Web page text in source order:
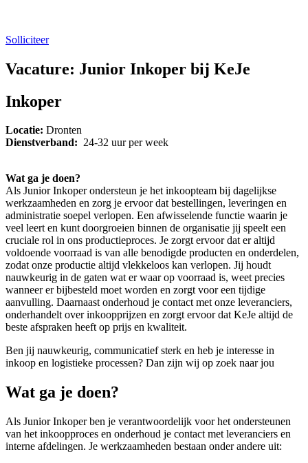
Solliciteer
Vacature: Junior Inkoper bij KeJe
Inkoper
Locatie: Dronten
Dienstverband: 24-32 uur per week
Wat ga je doen?
Als Junior Inkoper ondersteun je het inkoopteam bij dagelijkse
werkzaamheden en zorg je ervoor dat bestellingen, leveringen en
administratie soepel verlopen. Een afwisselende functie waarin je
veel leert en kunt doorgroeien binnen de organisatie jij speelt een
cruciale rol in ons productieproces. Je zorgt ervoor dat er altijd
voldoende voorraad is van alle benodigde producten en onderdelen,
zodat onze productie altijd vlekkeloos kan verlopen. Jij houdt
nauwkeurig in de gaten wat er waar op voorraad is, weet precies
wanneer er bijbesteld moet worden en zorgt voor een tijdige
aanvulling. Daarnaast onderhoud je contact met onze leveranciers,
onderhandelt over inkoopprijzen en zorgt ervoor dat KeJe altijd de
beste afspraken heeft op prijs en kwaliteit.
Ben jij nauwkeurig, communicatief sterk en heb je interesse in
inkoop en logistieke processen? Dan zijn wij op zoek naar jou
Wat ga je doen?
Als Junior Inkoper ben je verantwoordelijk voor het ondersteunen
van het inkoopproces en onderhoud je contact met leveranciers en
interne afdelingen. Je werkzaamheden bestaan onder andere uit: